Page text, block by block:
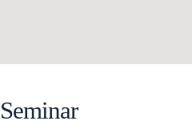
Seminar